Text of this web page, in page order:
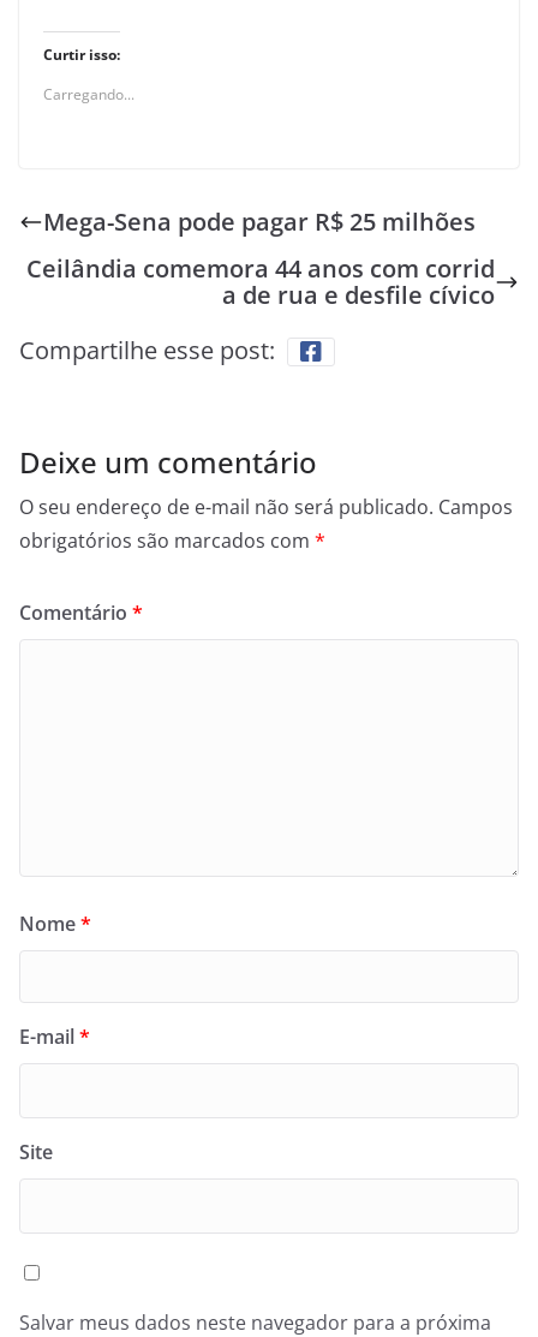
Curtir isso:
Carregando...
Mega-Sena pode pagar R$ 25 milhões
Ceilândia comemora 44 anos com corrid
a de rua e desfile cívico
Compartilhe esse post:
Deixe um comentário
O seu endereço de e-mail não será publicado. Campos
obrigatórios são marcados com *
Comentário *
Nome*
E-mail*
Site
Salvar meus dados neste navegador para a próxima